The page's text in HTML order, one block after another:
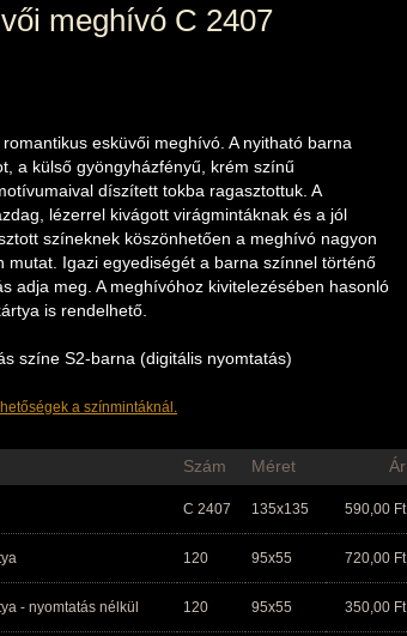
meghívó C 2407
romantikus esküvői meghívó. A nyitható barna
a külső gyöngyházfényű, krém színű
díszített tokba ragasztottuk. A
lézerrel kivágott virágmintáknak és a jól
színeknek köszönhetően a meghívó nagyon
mutat. Igazi egyediségét a barna színnel történő
adja meg. A meghívóhoz kivitelezésében hasonló
is rendelhető.
színe S2-barna (digitális nyomtatás)
a színmintáknál.
Szám Méret Ár
C 2407 135x135 590,00 Ft
120 95x55 720,00 Ft
- nyomtatás nélkül 120 95x55 350,00 Ft